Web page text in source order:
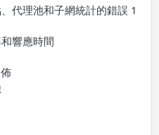
代理池和子網統計的錯誤 1
響應時間